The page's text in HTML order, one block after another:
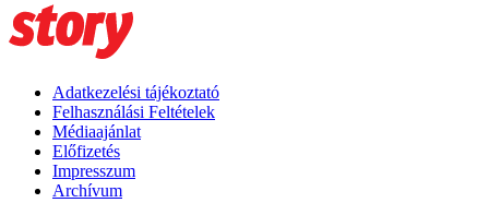
Adatkezelési tájékoztató
Felhasználási Feltételek
Médiaajánlat
Előfizetés
Impresszum
Archívum